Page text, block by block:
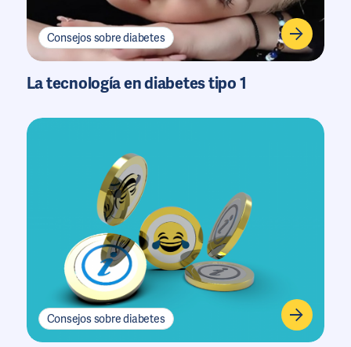
Consejos sobre diabetes
La tecnología en diabetes tipo 1
Consejos sobre diabetes